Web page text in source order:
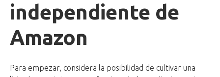
independiente de
Amazon
Para empezar, considera la posibilidad de cultivar una